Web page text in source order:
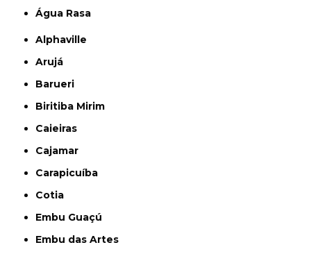
Água Rasa
Alphaville
Arujá
Barueri
Biritiba Mirim
Caieiras
Cajamar
Carapicuíba
Cotia
Embu Guaçú
Embu das Artes